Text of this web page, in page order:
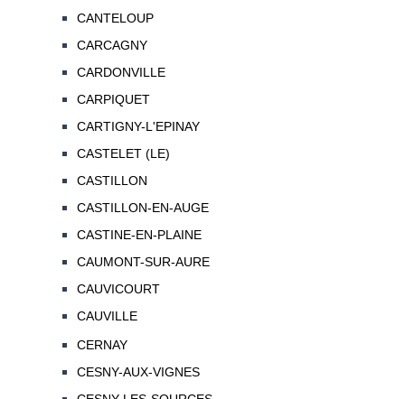
CANTELOUP
CARCAGNY
CARDONVILLE
CARPIQUET
CARTIGNY-L'EPINAY
CASTELET (LE)
CASTILLON
CASTILLON-EN-AUGE
CASTINE-EN-PLAINE
CAUMONT-SUR-AURE
CAUVICOURT
CAUVILLE
CERNAY
CESNY-AUX-VIGNES